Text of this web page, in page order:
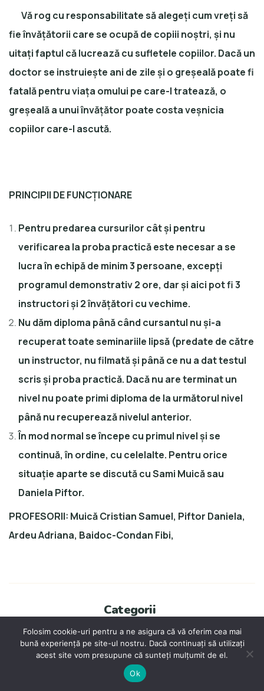
Vă rog cu responsabilitate să alegeți cum vreți să
fie învățătorii care se ocupă de copiii noștri, și nu
uitați faptul că lucrează cu sufletele copiilor. Dacă un
doctor se instruiește ani de zile și o greșeală poate fi
fatală pentru viața omului pe care-l tratează, o
greșeală a unui învățător poate costa veșnicia
copiilor care-l ascută.
PRINCIPII DE FUNCȚIONARE
Pentru predarea cursurilor cât și pentru
verificarea la proba practică este necesar a se
lucra în echipă de minim 3 persoane, excepți
programul demonstrativ 2 ore, dar și aici pot fi 3
instructori și 2 învățători cu vechime.
Nu dăm diploma până când cursantul nu și-a
recuperat toate seminariile lipsă (predate de către
un instructor, nu filmată și până ce nu a dat testul
scris și proba practică. Dacă nu are terminat un
nivel nu poate primi diploma de la următorul nivel
până nu recuperează nivelul anterior.
În mod normal se începe cu primul nivel și se
continuă, în ordine, cu celelalte. Pentru orice
situație aparte se discută cu Sami Muică sau
Daniela Piftor.
PROFESORII: Muică Cristian Samuel, Piftor Daniela,
Ardeu Adriana, Baidoc-Condan Fibi,
Categorii
12 thoughts on “Programul de
instruire al învățătorilor de
Folosim cookie-uri pentru a ne asigura că vă oferim cea mai
bună experiență pe site-ul nostru. Dacă continuați să utilizați
acest site vom presupune că sunteți mulțumit de el.
Ok